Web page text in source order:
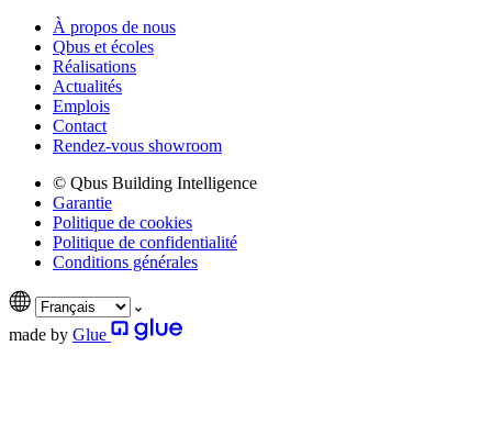
À propos de nous
Qbus et écoles
Réalisations
Actualités
Emplois
Contact
Rendez-vous showroom
© Qbus Building Intelligence
Garantie
Politique de cookies
Politique de confidentialité
Conditions générales
made by Glue